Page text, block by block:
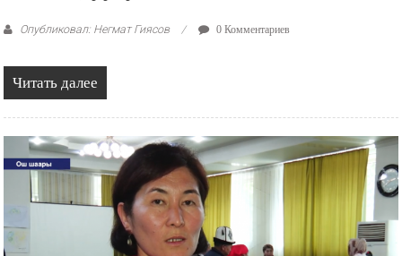
Опубликовал: Негмат Гиясов 0 Комментариев
Читать далее